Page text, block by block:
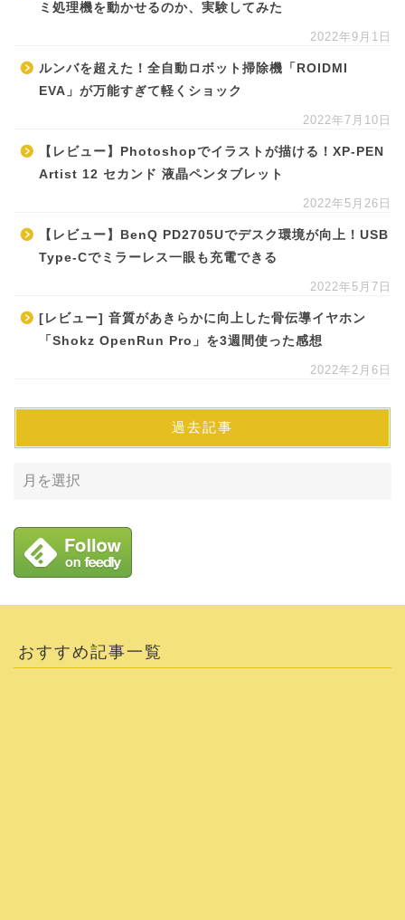
ミ処理機を動かせるのか、実験してみた
2022年9月1日
ルンバを超えた！全自動ロボット掃除機「ROIDMI
EVA」が万能すぎて軽くショック
2022年7月10日
【レビュー】Photoshopでイラストが描ける！XP-PEN
Artist 12 セカンド 液晶ペンタブレット
2022年5月26日
【レビュー】BenQ PD2705Uでデスク環境が向上！USB
Type-Cでミラーレス一眼も充電できる
2022年5月7日
[レビュー] 音質があきらかに向上した骨伝導イヤホン
「Shokz OpenRun Pro」を3週間使った感想
2022年2月6日
過去記事
おすすめ記事一覧